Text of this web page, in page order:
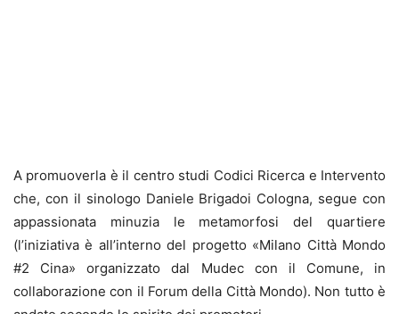
A promuoverla è il centro studi Codici Ricerca e Intervento
che, con il sinologo Daniele Brigadoi Cologna, segue con
appassionata minuzia le metamorfosi del quartiere
(l’iniziativa è all’interno del progetto «Milano Città Mondo
#2 Cina» organizzato dal Mudec con il Comune, in
collaborazione con il Forum della Città Mondo). Non tutto è